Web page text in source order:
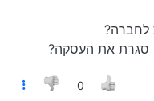
לחברה?
סגרת את העסקה?
0